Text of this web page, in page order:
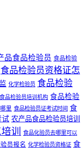
品食品检验员 食品检验
食品检验员资格证怎
化学检验员 食品检验
食品检验员培训机构 食品检验
里 食品检验员证考试时间 食
试 农产品食品检验员培训
训
食品化验员去哪里可以
员报名 化学检验员资格证 食